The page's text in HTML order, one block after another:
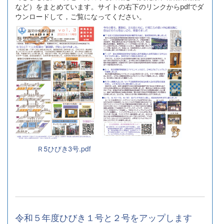
など）をまとめています。サイトの右下のリンクからpdfでダ
ウンロードして，ご覧になってください。
Ｒ5ひびき3号.pdf
令和５年度ひびき１号と２号をアップします